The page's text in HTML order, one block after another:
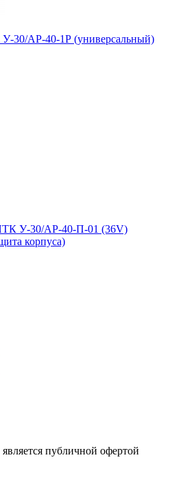
У-30/АР-40-1Р (универсальный)
У-30/АР-40-П-01 (36V)
корпуса)
публичной офертой​